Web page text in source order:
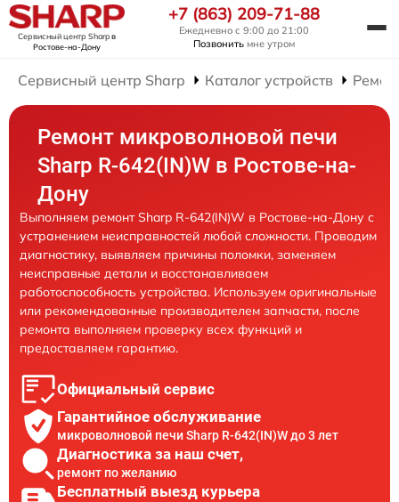
Сервисный центр Sharpв
Ростове-на-Дону
+7 (863) 209-71-88
Ежедневно с 9:00 до 21:00
Позвонить мне утром
Сервисный центр Sharp Каталог устройств
Ремонт микроволновой печи
Sharp R-642(IN)W в Ростове-на-
Дону
Выполняем ремонт Sharp R-642(IN)W в Ростове-на-Дону с
устранением неисправностей любой сложности. Проводим
диагностику, выявляем причины поломки, заменяем
неисправные детали и восстанавливаем
работоспособность устройства. Используем оригинальные
или рекомендованные производителем запчасти, после
ремонта выполняем проверку всех функций и
предоставляем гарантию.
Официальный сервис
Гарантийное обслуживание
микроволновой печи Sharp R-642(IN)W до 3 лет
Диагностика за наш счет,
ремонт по желанию
Бесплатный выезд курьера